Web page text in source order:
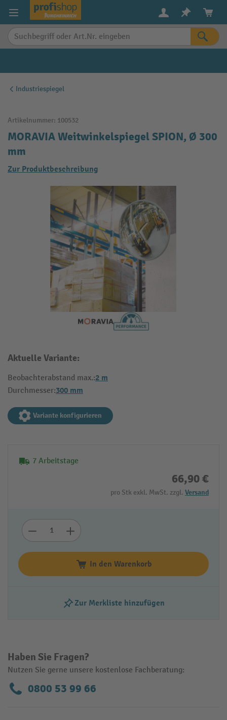
springen
Industriespiegel
Artikelnummer: 100532
MORAVIA Weitwinkelspiegel SPION, Ø 300
mm
Zur Produktbeschreibung
Aktuelle Variante:
Beobachterabstand max.:2 m
Durchmesser:300 mm
Variante konfigurieren
7 Arbeitstage
66,90 €
pro Stk exkl. MwSt. zzgl. Versand
In den Warenkorb
Zur Merkliste hinzufügen
Haben Sie Fragen?
Nutzen Sie gerne unsere kostenlose Fachberatung:
0800 53 99 66